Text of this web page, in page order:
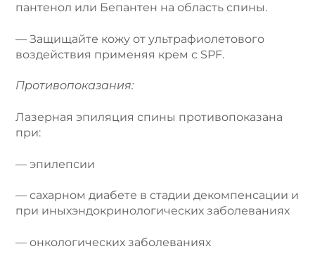
пантенол или Бепантен на область спины.
— Защищайте кожу от ультрафиолетового
воздействия применяя крем с SPF.
Противопоказания:
Лазерная эпиляция спины противопоказана
при:
— эпилепсии
— сахарном диабете в стадии декомпенсации и
при иныхэндокринологических заболеваниях
— онкологических заболеваниях